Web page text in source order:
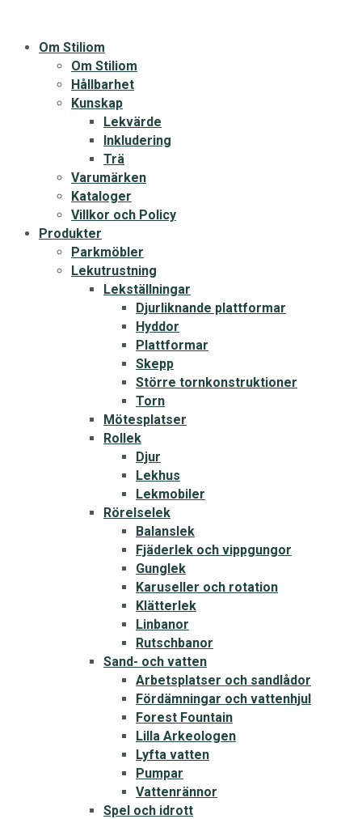
Om Stiliom
Om Stiliom
Hållbarhet
Kunskap
Lekvärde
Inkludering
Trä
Varumärken
Kataloger
Villkor och Policy
Produkter
Parkmöbler
Lekutrustning
Lekställningar
Djurliknande plattformar
Hyddor
Plattformar
Skepp
Större tornkonstruktioner
Torn
Mötesplatser
Rollek
Djur
Lekhus
Lekmobiler
Rörelselek
Balanslek
Fjäderlek och vippgungor
Gunglek
Karuseller och rotation
Klätterlek
Linbanor
Rutschbanor
Sand- och vatten
Arbetsplatser och sandlådor
Fördämningar och vattenhjul
Forest Fountain
Lilla Arkeologen
Lyfta vatten
Pumpar
Vattenrännor
Spel och idrott